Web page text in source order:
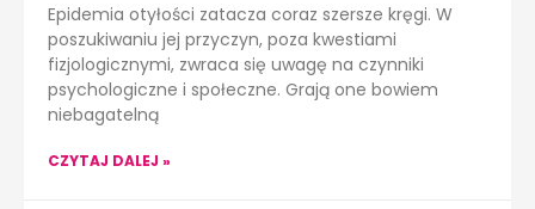
Epidemia otyłości zatacza coraz szersze kręgi. W
poszukiwaniu jej przyczyn, poza kwestiami
fizjologicznymi, zwraca się uwagę na czynniki
psychologiczne i społeczne. Grają one bowiem
niebagatelną
CZYTAJ DALEJ »